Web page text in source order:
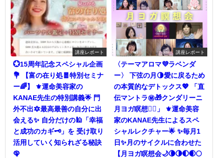
講座レポート
💮15周年記念スペシャル企画
💐 【富の在り処🧧特別セミナ
ー🌈】 ⚜️運命美容家の
KANAE先生の特別講義🌟 門
外不出🔯最高最善の自分に出
会える✨ 自分だけの🕌「幸福
と成功のカギ🗝」を 受け取り
活用していく知られざる秘訣
🦚
講座レポート
〈テーマアロマ💜ラベンダ
ー〉 下弦の月🌗愛に戻るため
の本質的なデトックス💖 「直
伝マントラ㊙🎁クンダリーニ
月ヨガ瞑想🧘‍♀️」 ⚜️運命美容
家のKANAE先生によるスペ
シャルレクチャー🌟 ✨毎月1
日✨月のサイクルに合わせた
【月ヨガ瞑想会🌙🌘🌗🌓🌒🌕